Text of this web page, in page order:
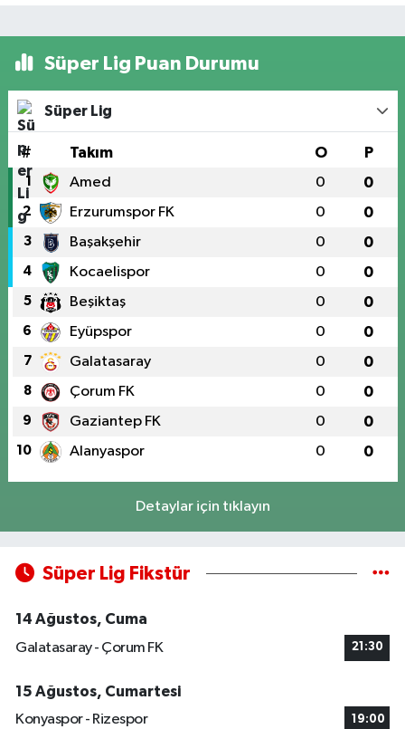
Süper Lig Puan Durumu
Süper Lig
# Takım O P
1 Amed 0 0
2 Erzurumspor FK 0 0
3 Başakşehir 0 0
4 Kocaelispor 0 0
5 Beşiktaş 0 0
6 Eyüpspor 0 0
7 Galatasaray 0 0
8 Çorum FK 0 0
9 Gaziantep FK 0 0
10 Alanyaspor 0 0
Detaylar için tıklayın
Süper Lig Fikstür
14 Ağustos, Cuma
Galatasaray - Çorum FK
21:30
15 Ağustos, Cumartesi
Konyaspor - Rizespor
19:00